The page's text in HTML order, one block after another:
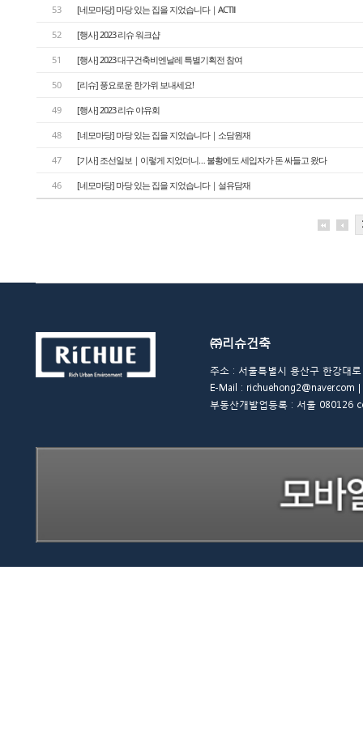
53 [네모마당] 마당 있는 집을 지었습니다｜ACTⅡ
52 [행사] 2023 리슈 워크샵
51 [행사] 2023 대구건축비엔날레 특별기획전 참여
50 [리슈] 풍요로운 한가위 보내세요!
49 [행사] 2023 리슈 야유회
48 [네모마당] 마당 있는 집을 지었습니다｜소담원재
47 [기사] 조선일보｜이렇게 지었더니… 불황에도 세입자가 돈 싸들고 왔다
46 [네모마당] 마당 있는 집을 지었습니다｜설유담재
㈜리슈건축
주소 : 서울특별시 용산구 한강대
E-Mail :
부동산개발업등록 : 서울 080126